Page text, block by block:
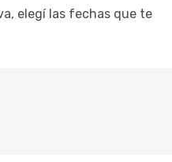
elegí las fechas que te